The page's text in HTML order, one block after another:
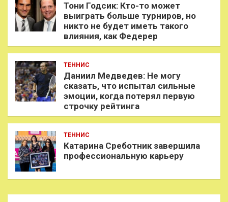
Тони Годсик: Кто-то может
выиграть больше турниров, но
никто не будет иметь такого
влияния, как Федерер
ТЕННИС
Даниил Медведев: Не могу
сказать, что испытал сильные
эмоции, когда потерял первую
строчку рейтинга
ТЕННИС
Катарина Среботник завершила
профессиональную карьеру